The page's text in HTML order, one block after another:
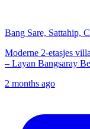
Bang Sare, Sattahip,
Moderne 2-etasjes
– Layan Bangsaray
2 months ago